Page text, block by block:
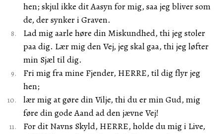
hen; skjul ikke dit Aasyn for mig, saa jeg bliver som
de, der synker i Graven.
Lad mig aarle høre din Miskundhed, thi jeg stoler
paa dig. Lær mig den Vej, jeg skal gaa, thi jeg løfter
min Sjæl til dig.
Fri mig fra mine Fjender, HERRE, til dig flyr jeg
hen;
lær mig at gøre din Vilje, thi du er min Gud, mig
føre din gode Aand ad den jævne Vej!
For dit Navns Skyld, HERRE, holde du mig i Live,